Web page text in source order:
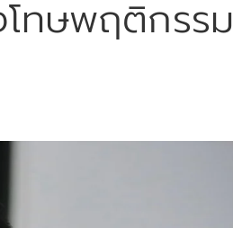
ทษพฤติกรรม